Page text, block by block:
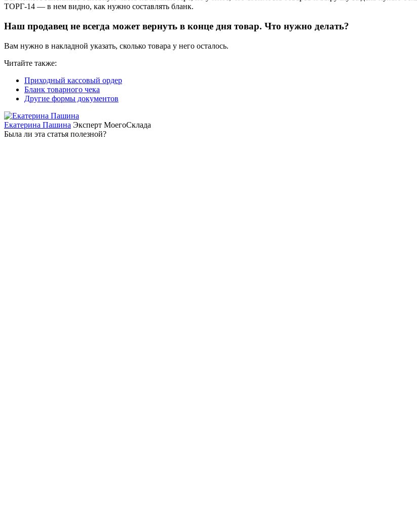
ТОРГ-14 — в нем видно, как нужно составлять бланк.
Наш продавец не всегда может вернуть в конце дня товар. Что нужно делать?
Вам нужно в накладной указать, сколько товара у него осталось.
Читайте также:
Приходный кассовый ордер
Бланк товарного чека
Другие формы документов
Екатерина Пашина Эксперт МоегоСклада
Была ли эта статья полезной?